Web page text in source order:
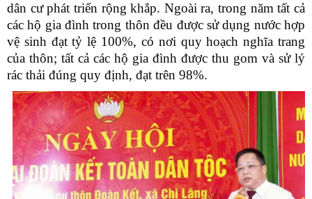
dân cư phát triển rộng khắp. Ngoài ra, trong năm tất cả
các hộ gia đình trong thôn đều được sử dụng nước hợp
vệ sinh đạt tỷ lệ 100%, có nơi quy hoạch nghĩa trang
của thôn; tất cả các hộ gia đình được thu gom và sử lý
rác thải đúng quy định, đạt trên 98%.